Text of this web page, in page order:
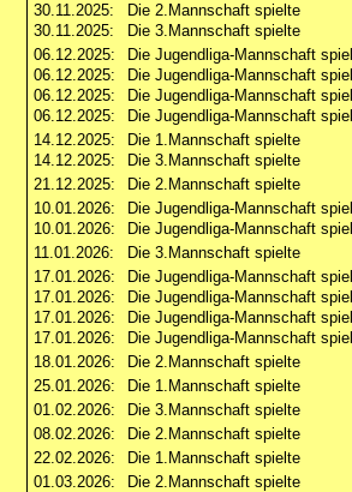
30.11.2025:
Die 2.Mannschaft spielte
30.11.2025:
Die 3.Mannschaft spielte
06.12.2025:
Die Jugendliga-Mannschaft
06.12.2025:
Die Jugendliga-Mannschaft
06.12.2025:
Die Jugendliga-Mannschaft
06.12.2025:
Die Jugendliga-Mannschaft
14.12.2025:
Die 1.Mannschaft spielte
14.12.2025:
Die 3.Mannschaft spielte
21.12.2025:
Die 2.Mannschaft spielte
10.01.2026:
Die Jugendliga-Mannschaft
10.01.2026:
Die Jugendliga-Mannschaft
11.01.2026:
Die 3.Mannschaft spielte
17.01.2026:
Die Jugendliga-Mannschaft
17.01.2026:
Die Jugendliga-Mannschaft
17.01.2026:
Die Jugendliga-Mannschaft
17.01.2026:
Die Jugendliga-Mannschaft
18.01.2026:
Die 2.Mannschaft spielte
25.01.2026:
Die 1.Mannschaft spielte
01.02.2026:
Die 3.Mannschaft spielte
08.02.2026:
Die 2.Mannschaft spielte
22.02.2026:
Die 1.Mannschaft spielte
01.03.2026:
Die 2.Mannschaft spielte